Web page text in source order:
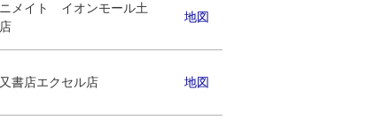
メイト イオンモール土
地図
書店エクセル店 地図